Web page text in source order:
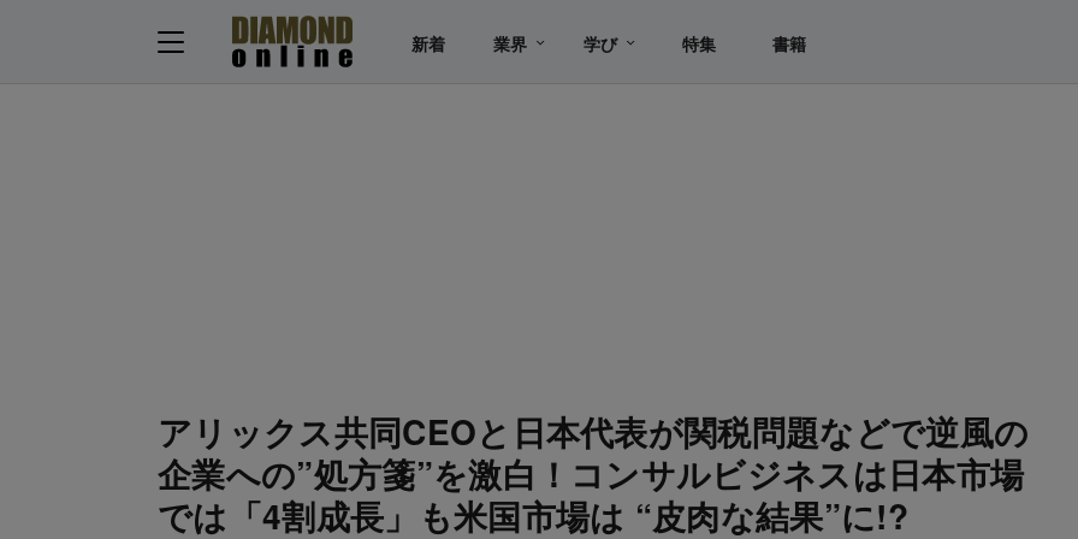
新着 業界 学び 特集 書籍
アリックス共同CEOと日本代表が関税問題などで逆風の
企業への”処方箋”を激白！コンサルビジネスは日本市場
では「4割成長」も米国市場は “皮肉な結果”に!?